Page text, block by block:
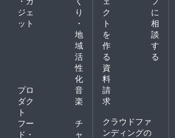
ジェ
ット
り
・
地
域
活
性
化
プロ
ダク
ト
音
楽
フー
ド・
チ
ャ
ク
ト
を
作
る
に
相
談
す
る
資
料
請
求
クラウドファ
ンディングの